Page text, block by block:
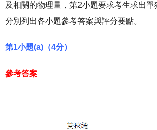
及相關的物理量，第2小題要求考生求出
分別列出各小題參考答案與評分要點。
第1小題(a)（4分）
參考答案